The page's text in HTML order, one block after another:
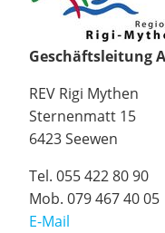
Geschäftsleitung
REV Rigi Mythen
Sternenmatt 15
6423 Seewen
Tel. 055 422 80 90
Mob. 079 467 40 05
E-Mail